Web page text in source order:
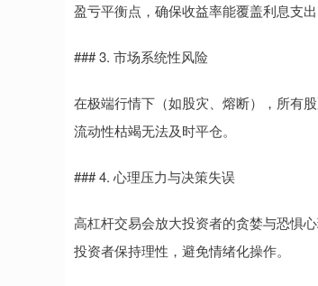
盈亏平衡点，确保收益率能覆盖利息支出
### 3. 市场系统性风险
在极端行情下（如股灾、熔断），所有
流动性枯竭无法及时平仓。
### 4. 心理压力与决策失误
高杠杆交易会放大投资者的贪婪与恐惧
投资者保持理性，避免情绪化操作。